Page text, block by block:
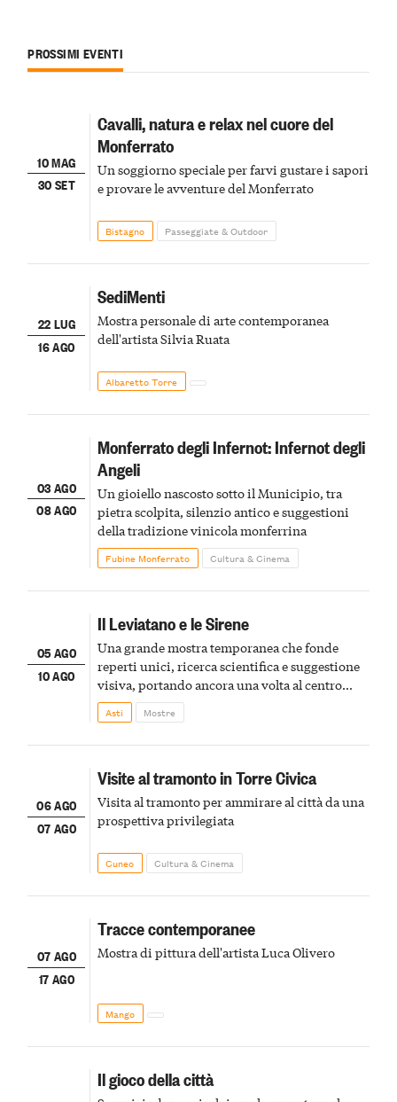
PROSSIMI EVENTI
10 MAG
30 SET
Cavalli, natura e relax nel cuore del
Monferrato
Un soggiorno speciale per farvi gustare i sapori
e provare le avventure del Monferrato
Bistagno Passeggiate & Outdoor
22 LUG
16 AGO
SediMenti
Mostra personale di arte contemporanea
dell'artista Silvia Ruata
Albaretto Torre
03 AGO
08 AGO
Monferrato degli Infernot: Infernot degli
Angeli
Un gioiello nascosto sotto il Municipio, tra
pietra scolpita, silenzio antico e suggestioni
della tradizione vinicola monferrina
Fubine Monferrato Cultura & Cinema
05 AGO
10 AGO
Il Leviatano e le Sirene
Una grande mostra temporanea che fonde
reperti unici, ricerca scientifica e suggestione
visiva, portando ancora una volta al centro
della scena le meraviglie del passato astigiano
Asti Mostre
06 AGO
07 AGO
Visite al tramonto in Torre Civica
Visita al tramonto per ammirare al città da una
prospettiva privilegiata
Cuneo Cultura & Cinema
07 AGO
17 AGO
Tracce contemporanee
Mostra di pittura dell'artista Luca Olivero
Mango
Il gioco della città